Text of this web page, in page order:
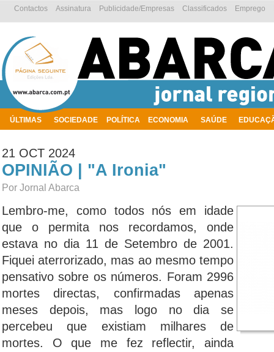
ÚLTIMAS SOCIEDADE POLÍTICA ECONOMIA SAÚDE
Emprego
Classificados
Publicidade/Empresas
Assinatura
Contactos
21 OCT 2024
OPINIÃO | "A Ironia"
Por Jornal Abarca
Lembro-me, como todos nós em idade
que o permita nos recordamos, onde
estava no dia 11 de Setembro de 2001.
Fiquei aterrorizado, mas ao mesmo tempo
pensativo sobre os números. Foram 2996
mortes directas, confirmadas apenas
meses depois, mas logo no dia se
percebeu que existiam milhares de
mortes. O que me fez reflectir, ainda